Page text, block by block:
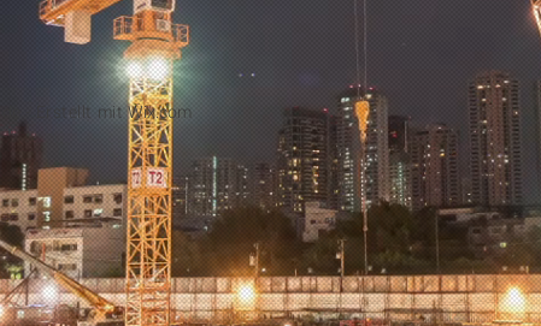
- Erstellt mitWix.com